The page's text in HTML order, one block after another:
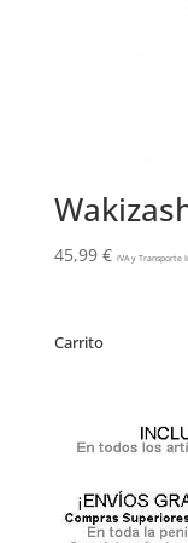
45,99 € IVA y Transporte
Carrito